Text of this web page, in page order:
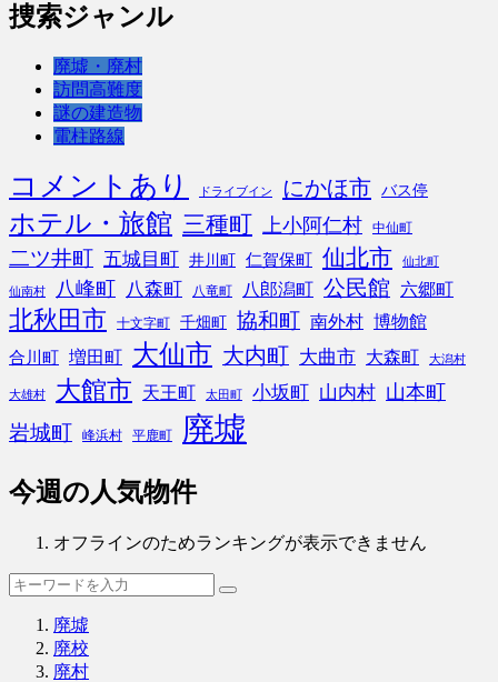
捜索ジャンル
廃墟・廃村
訪問高難度
謎の建造物
電柱路線
コメントあり ドライブイン にかほ市 バス停
ホテル・旅館 三種町 上小阿仁村 中仙町
二ツ井町 五城目町 井川町 仁賀保町 仙北市 仙北町
仙南村 八峰町 八森町 八竜町 八郎潟町 公民館 六郷町
北秋田市 十文字町 千畑町 協和町 南外村 博物館
合川町 増田町 大仙市 大内町 大曲市 大森町 大潟村
大雄村 大館市 天王町 太田町 小坂町 山内村 山本町
岩城町 峰浜村 平鹿町 廃墟
今週の人気物件
オフラインのためランキングが表示できません
廃墟
廃校
廃村